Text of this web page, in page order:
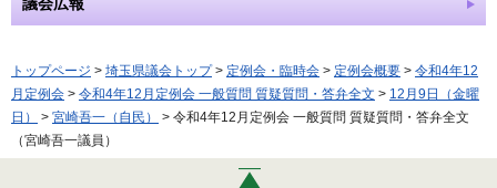
トップページ > 埼玉県議会トップ> 定例会・臨時会 > 定例会概要 > 令和4年12
月定例会 > 令和4年12月定例会 一般質問 質疑質問・答弁全文 > 12月9日（金曜
日）
> 宮崎吾一（自民）
> 令和4年12月定例会 一般質問 質疑質問・答弁全文
（宮崎吾一議員）